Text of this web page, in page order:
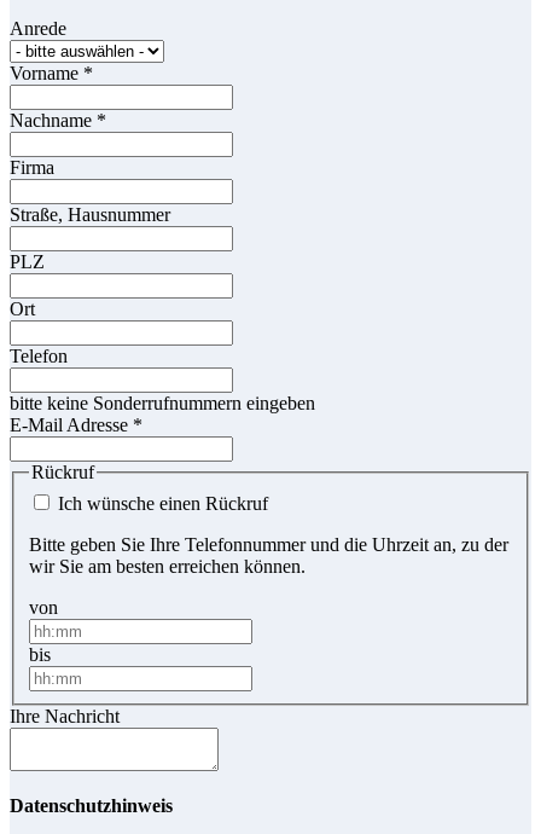
Anrede
Vorname *
Nachname *
Firma
Straße, Hausnummer
PLZ
Ort
Telefon
bitte keine Sonderrufnummern eingeben
E-Mail Adresse *
Rückruf
Ich wünsche einen Rückruf
Bitte geben Sie Ihre Telefonnummer und die Uhrzeit an, zu der
wir Sie am besten erreichen können.
von
bis
Ihre Nachricht
Datenschutzhinweis